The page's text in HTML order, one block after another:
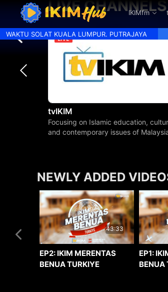
IKIMfm
WAKTU SOLAT KUALA LUMPUR. PUTRAJAYA
LIVE CHANNELS
tvIKIM
Focusing on Islamic education,
and contemporary issues of
NEWLY ADDED
43:33
EP2: IKIM MERENTAS
BENUA TURKIYE
EP1:
BENUA